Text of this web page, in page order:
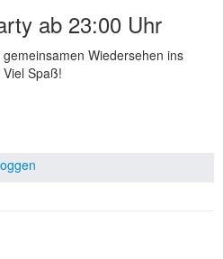
ab 23:00 Uhr
Wiedersehen ins
Spaß!